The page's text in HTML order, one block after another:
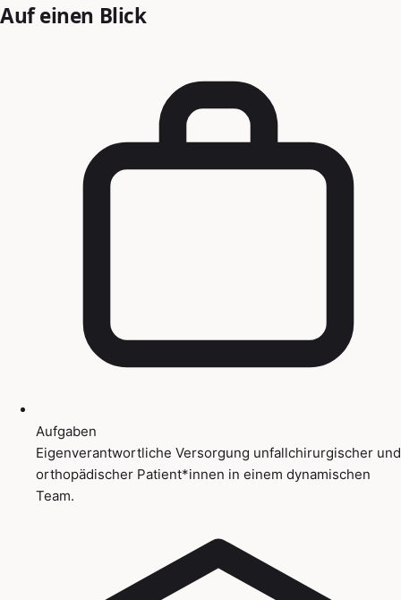
Auf einen Blick
Aufgaben
Eigenverantwortliche Versorgung unfallchirurgischer und
orthopädischer Patient*innen in einem dynamischen
Team.